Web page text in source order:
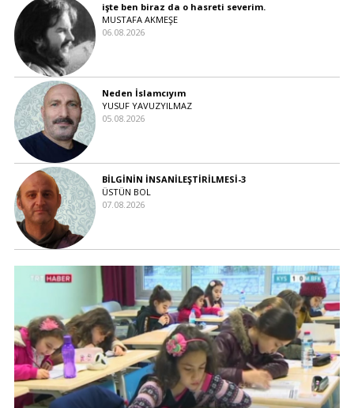
işte ben biraz da o hasreti severim.
MUSTAFA AKMEŞE
06.08.2026
Neden İslamcıyım
YUSUF YAVUZYILMAZ
05.08.2026
BİLGİNİN İNSANİLEŞTİRİLMESİ-3
ÜSTÜN BOL
07.08.2026